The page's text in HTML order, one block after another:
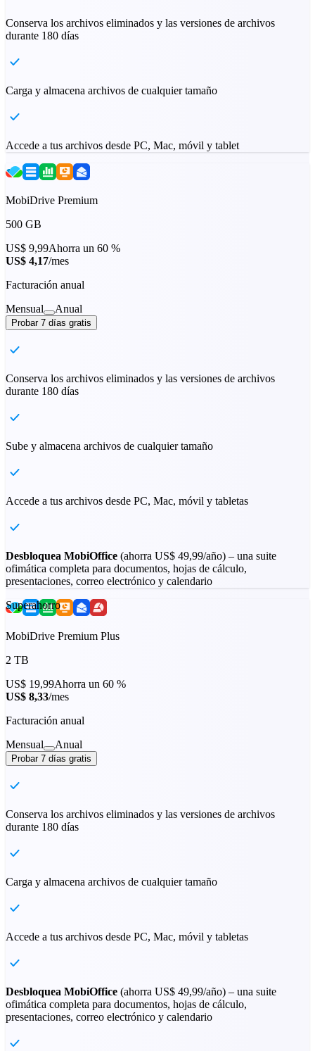
Conserva los archivos eliminados y las versiones de archivos
durante 180 días
Carga y almacena archivos de cualquier tamaño
Accede a tus archivos desde PC, Mac, móvil y tablet
MobiDrive Premium
500 GB
US$ 9,99Ahorra un 60 %
US$ 4,17/mes
Facturación anual
Mensual
Anual
Probar 7 días gratis
Conserva los archivos eliminados y las versiones de archivos
durante 180 días
Sube y almacena archivos de cualquier tamaño
Accede a tus archivos desde PC, Mac, móvil y tabletas
Desbloquea MobiOffice (ahorra US$ 49,99/año) – una suite
ofimática completa para documentos, hojas de cálculo,
presentaciones, correo electrónico y calendario
Superahorro
MobiDrive Premium Plus
2 TB
US$ 19,99Ahorra un 60 %
US$ 8,33/mes
Facturación anual
Mensual
Anual
Probar 7 días gratis
Conserva los archivos eliminados y las versiones de archivos
durante 180 días
Carga y almacena archivos de cualquier tamaño
Accede a tus archivos desde PC, Mac, móvil y tabletas
Desbloquea MobiOffice (ahorra US$ 49,99/año) – una suite
ofimática completa para documentos, hojas de cálculo,
presentaciones, correo electrónico y calendario